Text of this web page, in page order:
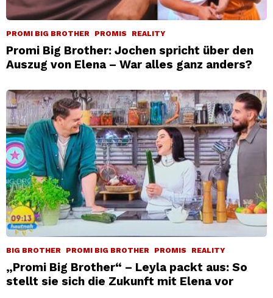
PROMI BIG BROTHER PROMIS REALITY
Promi Big Brother: Jochen spricht über den
Auszug von Elena – War alles ganz anders?
BIG BROTHER PROMI BIG BROTHER PROMIS REALITY
„Promi Big Brother“ – Leyla packt aus: So
stellt sie sich die Zukunft mit Elena vor